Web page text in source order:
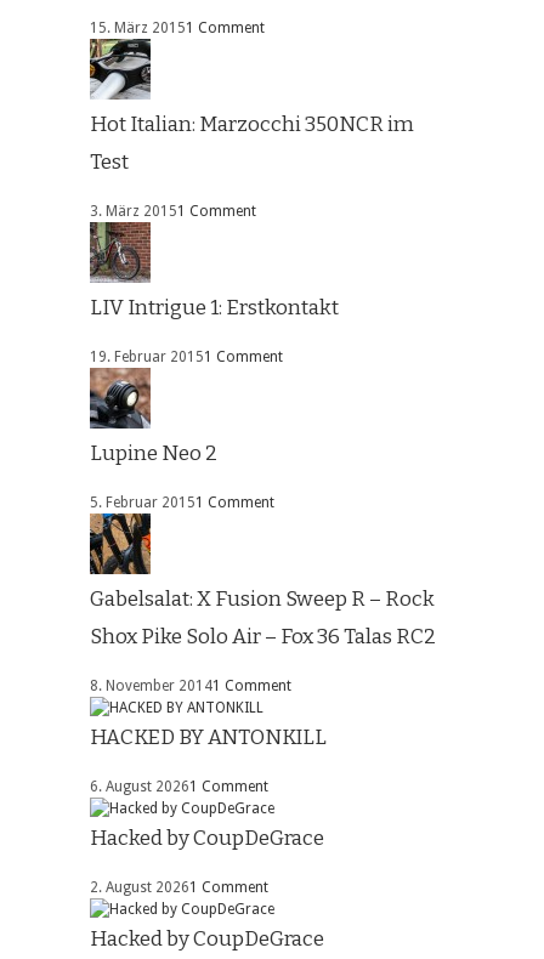
15. März 20151 Comment
Hot Italian: Marzocchi 350NCR im
Test
3. März 20151 Comment
LIV Intrigue 1: Erstkontakt
19. Februar 20151 Comment
Lupine Neo 2
5. Februar 20151 Comment
Gabelsalat: X Fusion Sweep R – Rock
Shox Pike Solo Air – Fox 36 Talas RC2
8. November 20141 Comment
HACKED BY ANTONKILL
6. August 20261 Comment
Hacked by CoupDeGrace
2. August 20261 Comment
Hacked by CoupDeGrace